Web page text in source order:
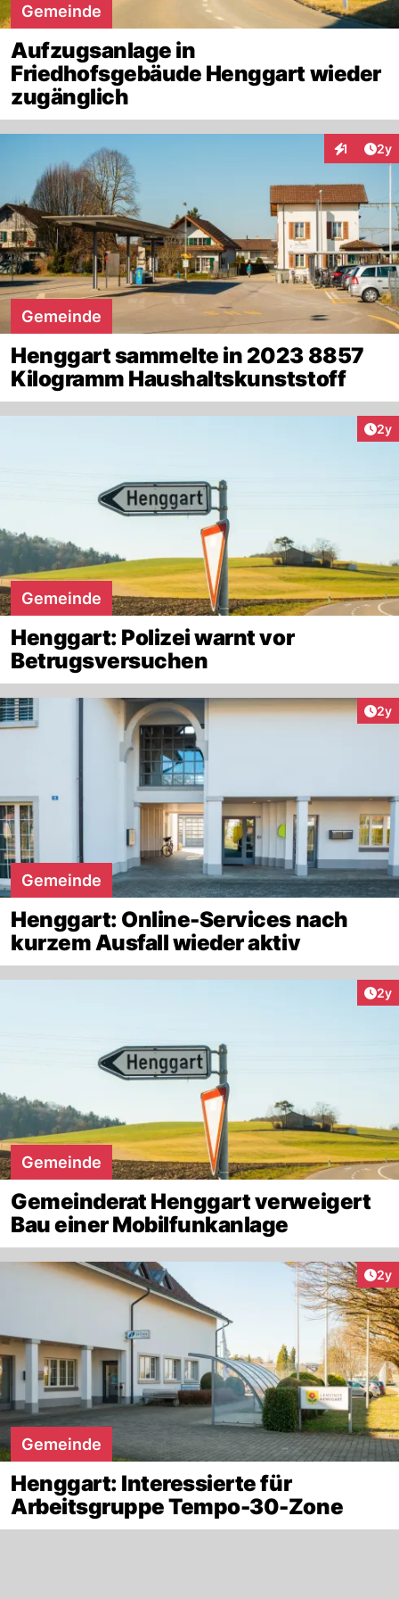
Gemeinde
Aufzugsanlage in
Friedhofsgebäude Henggart wieder
zugänglich
1 2y
Gemeinde
Henggart sammelte in 2023 8857
Kilogramm Haushaltskunststoff
2y
Gemeinde
Henggart: Polizei warnt vor
Betrugsversuchen
2y
Gemeinde
Henggart: Online-Services nach
kurzem Ausfall wieder aktiv
2y
Gemeinde
Gemeinderat Henggart verweigert
Bau einer Mobilfunkanlage
2y
Gemeinde
Henggart: Interessierte für
Arbeitsgruppe Tempo-30-Zone